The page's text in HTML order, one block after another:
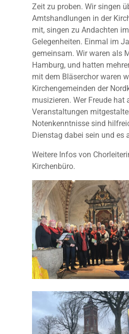
Zeit zu proben. Wir singen
Amtshandlungen in der
mit, singen zu Andachten
Gelegenheiten. Einmal im
gemeinsam. Wir waren als
Hamburg, und hatten
mit dem Bläserchor waren
Kirchengemeinden der
musizieren. Wer Freude
Veranstaltungen
Notenkenntnisse sind
Dienstag dabei sein und es
Weitere Infos von
Kirchenbüro.